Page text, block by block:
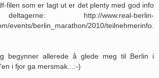
filen som er lagt ut er det plenty med god info
http://www.real-berlin-
events/berlin_marathon/2010/teilnehmerinfo.
begynner allerede å glede meg til Berlin i
i fjor ga mersmak...:-)